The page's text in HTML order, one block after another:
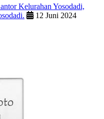
Kelurahan Yosodadi,
12 Juni 2024